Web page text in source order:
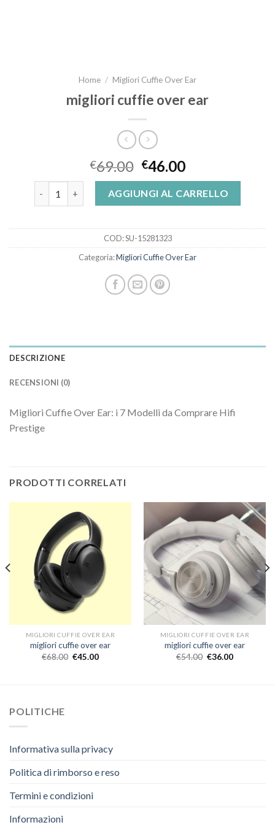
Home / Migliori Cuffie Over Ear
migliori cuffie over ear
€69.00 €46.00
migliori cuffie over ear quantitàAGGIUNGI AL CARRELLO
COD:SU-15281323
Categoria:Migliori Cuffie Over Ear
DESCRIZIONE
RECENSIONI (0)
Migliori Cuffie Over Ear: i 7 Modelli da Comprare Hifi
Prestige
PRODOTTI CORRELATI
MIGLIORI CUFFIE OVER EAR
migliori cuffie over ear
€68.00 €45.00
MIGLIORI CUFFIE OVER EAR
migliori cuffie over ear
€54.00 €36.00
POLITICHE
Informativa sulla privacy
Politica di rimborso e reso
Termini e condizioni
Informazioni